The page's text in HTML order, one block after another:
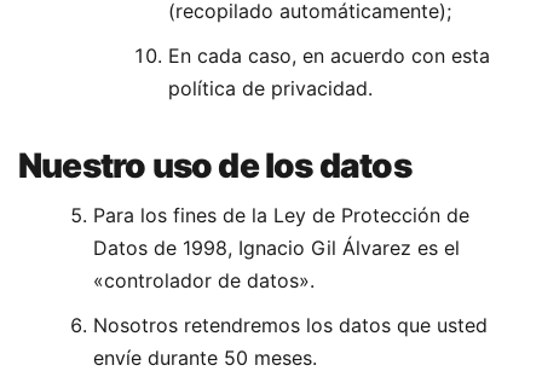
(recopilado automáticamente);
En cada caso, en acuerdo con esta
política de privacidad.
Nuestro uso de los datos
Para los fines de la Ley de Protección de
Datos de 1998, Ignacio Gil Álvarez es el
«controlador de datos».
Nosotros retendremos los datos que usted
envíe durante 50 meses.